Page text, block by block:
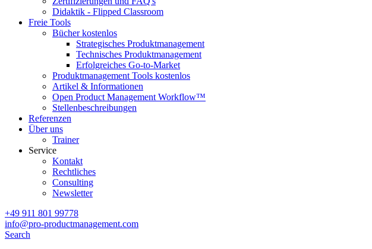
Didaktik - Flipped Classroom
Freie Tools
Bücher kostenlos
Strategisches Produktmanagement
Technisches Produktmanagement
Erfolgreiches Go-to-Market
Produktmanagement Tools kostenlos
Artikel & Informationen
Open Product Management Workflow™
Stellenbeschreibungen
Referenzen
Über uns
Trainer
Service
Kontakt
Rechtliches
Consulting
Newsletter
+49 911 801 99778
info@pro-productmanagement.com
Search